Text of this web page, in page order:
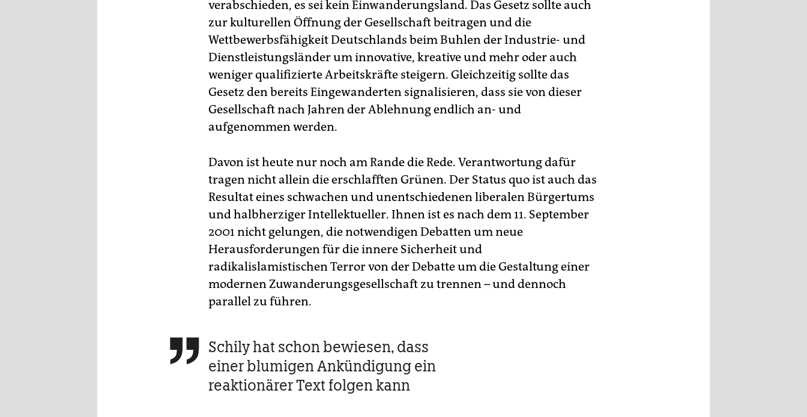
verabschieden, es sei kein Einwanderungsland. Das Gesetz sollte auch
zur kulturellen Öffnung der Gesellschaft beitragen und die
Wettbewerbsfähigkeit Deutschlands beim Buhlen der Industrie- und
Dienstleistungsländer um innovative, kreative und mehr oder auch
weniger qualifizierte Arbeitskräfte steigern. Gleichzeitig sollte das
Gesetz den bereits Eingewanderten signalisieren, dass sie von dieser
Gesellschaft nach Jahren der Ablehnung endlich an- und
aufgenommen werden.
Davon ist heute nur noch am Rande die Rede. Verantwortung dafür
tragen nicht allein die erschlafften Grünen. Der Status quo ist auch das
Resultat eines schwachen und unentschiedenen liberalen Bürgertums
und halbherziger Intellektueller. Ihnen ist es nach dem 11. September
2001 nicht gelungen, die notwendigen Debatten um neue
Herausforderungen für die innere Sicherheit und
radikalislamistischen Terror von der Debatte um die Gestaltung einer
modernen Zuwanderungsgesellschaft zu trennen – und dennoch
parallel zu führen.
 Schily hat schon bewiesen, dass
einer blumigen Ankündigung ein
reaktionärer Text folgen kann